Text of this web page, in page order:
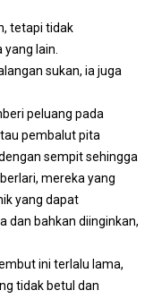
tetapi tidak
lain.
sukan, ia juga
peluang pada
pembalut pita
sempit sehingga
mereka yang
yang dapat
dan bahkan diinginkan,
ini terlalu lama,
tidak betul dan